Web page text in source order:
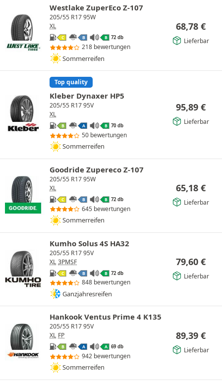
Westlake ZuperEco Z-107
205/55 R17 95W
XL
C B B 72 db
218 bewertungen
Sommerreifen
68,78 €
Lieferbar
Top quality
Kleber Dynaxer HP5
205/55 R17 95V
XL
B A B 70 db
50 bewertungen
Sommerreifen
95,89 €
Lieferbar
Goodride Zupereco Z-107
205/55 R17 95W
XL
C B B 72 db
645 bewertungen
Sommerreifen
65,18 €
Lieferbar
Kumho Solus 4S HA32
205/55 R17 95V
XL 3PMSF
C B B 72 db
848 bewertungen
Ganzjahresreifen
79,60 €
Lieferbar
Hankook Ventus Prime 4 K135
205/55 R17 95V
XL FP
B A A 69 db
942 bewertungen
Sommerreifen
89,39 €
Lieferbar